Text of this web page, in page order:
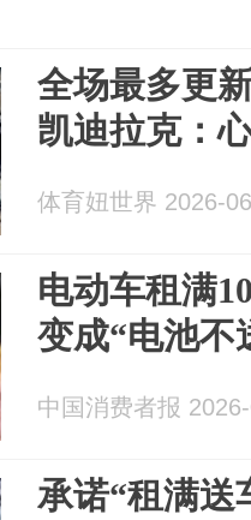
全场最多更
凯迪拉克：
体育妞世界 2026-
电动车租满
变成“电池不
中国消费者报
承诺“租满送